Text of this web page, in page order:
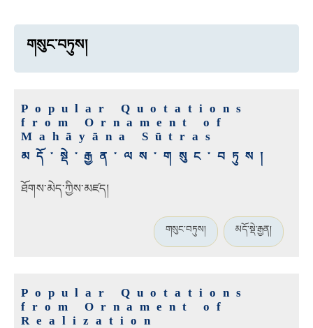
གསུང་བཏུས།
Popular Quotations
from Ornament of
Mahāyāna Sūtras
མདོ་སྡེ་རྒྱན་ལས་གསུང་བཏུས།
ཐོགས་མེད་ཀྱིས་མཛད།
གསུང་བཏུས། མདོ་སྡེ་རྒྱན།
Popular Quotations
from Ornament of
Realization